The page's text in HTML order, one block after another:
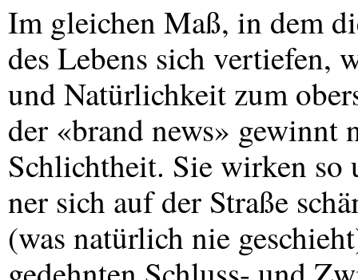
Im gleichen Maß, in dem
des Lebens sich vertiefen,
und Natürlichkeit zum
der «brand news» gewinnt
Schlichtheit. Sie wirken so
ner sich auf der Straße
(was natürlich nie